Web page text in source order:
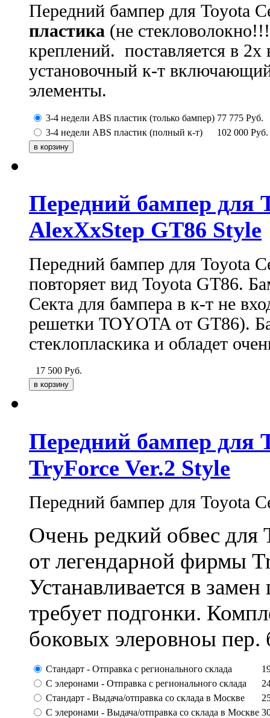
Передний бампер для Toyota
пластика (не
креплений. поставляется в
установочный к-т
элементы.
3-4 недели ABS пластик (только бампер) 77 775 Руб.
3-4 недели ABS пластик (полный к-т)
102 000 Руб.
Передний бампер для
AlexXxStep GT86 Style
Передний бампер для Toyota
повторяет вид Toyota GT86.
Секта для бампера в к-т не
решетки TOYOTA от GT86).
стеклопласкика и обладет
17 500 Руб.
Передний бампер для
TryForce Ver.2 Style
Передний бампер для Toyota
Очень редкий обвес
от легендарной фирмы
Устанавливается в
требует подгонки.
боковых элеровноы пер.
Стандарт - Отправка с регионального склада
С элеронами - Отправка с регионального склада
Стандарт - Выдача/отправка со склада в Москве
С элеронами - Выдача/отправка со склада в Москве